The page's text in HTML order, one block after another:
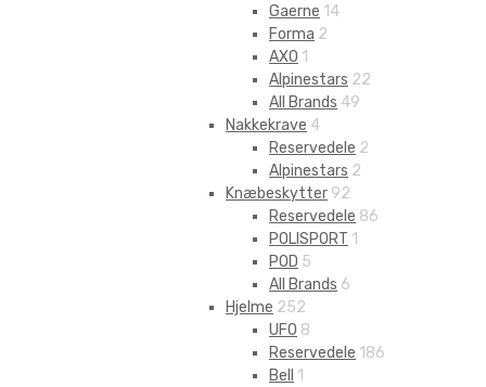
Gaerne 14
Forma 2
AXO 1
Alpinestars 22
All Brands 49
Nakkekrave 4
Reservedele 2
Alpinestars 2
Knæbeskytter 92
Reservedele 86
POLISPORT 1
POD 5
All Brands 6
Hjelme 252
UFO 8
Reservedele 186
Bell
1